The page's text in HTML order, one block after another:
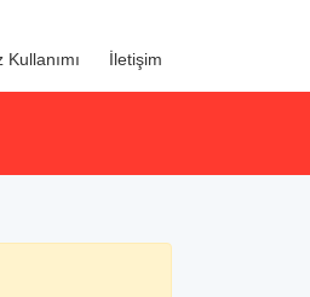
Kullanımı İletişim